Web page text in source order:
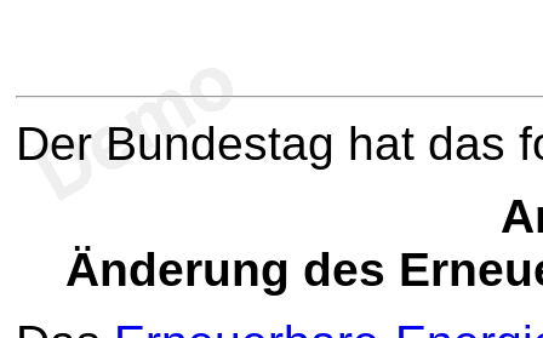
Der Bundestag hat das
Änderung des